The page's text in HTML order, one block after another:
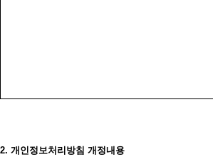
2. 개인정보처리방침 개정내용